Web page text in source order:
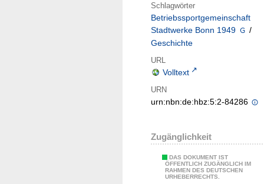
Schlagwörter
Betriebssportgemeinschaft
Stadtwerke Bonn 1949
/
Geschichte
URL
Volltext
URN
urn:nbn:de:hbz:5:2-84286
Zugänglichkeit
DAS DOKUMENT IST
ÖFFENTLICH ZUGÄNGLICH IM
RAHMEN DES DEUTSCHEN
URHEBERRECHTS.